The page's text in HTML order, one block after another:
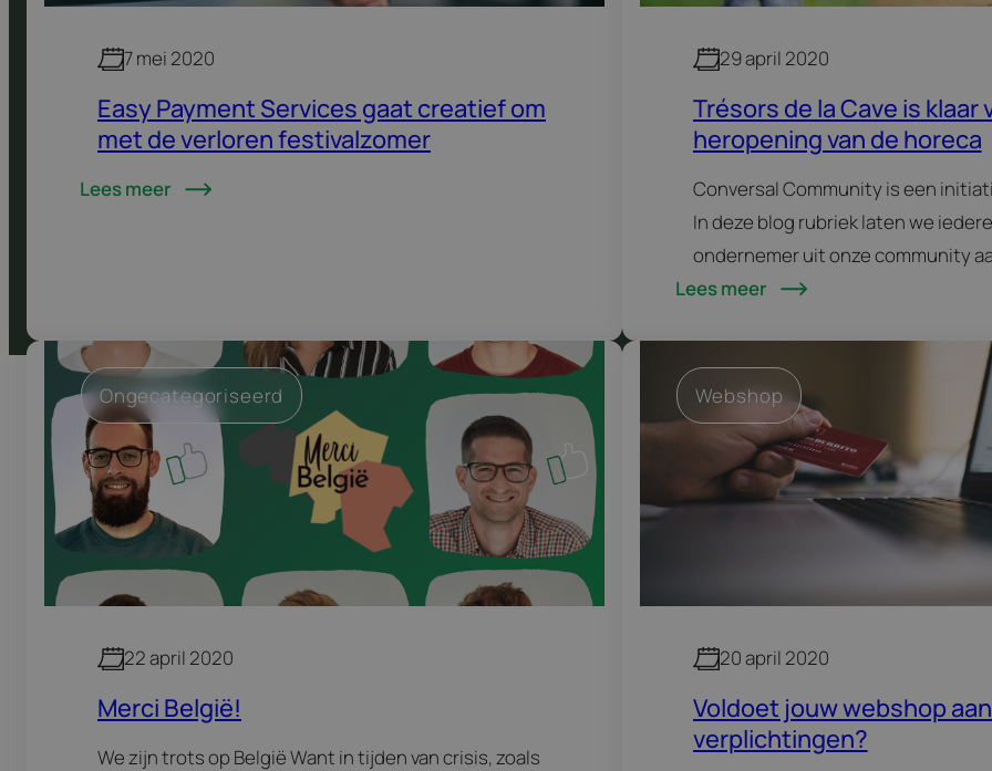
7 mei 2020
Easy Payment Services gaat creatief om
met de verloren festivalzomer
Lees meer
29 april 2020
Trésors de la Cave is klaar
heropening van de horeca
Conversal Community is een
In deze blog rubriek laten we
ondernemer uit onze community
leggen hen op de rooster en stellen
Lees meer
Ongecategoriseerd
22 april 2020
Merci België!
We zijn trots op België Want in tijden van crisis, zoals
Webshop
20 april 2020
Voldoet jouw webshop
verplichtingen?